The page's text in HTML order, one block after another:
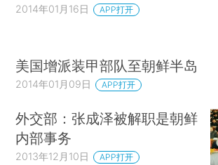
2014年01月16日 APP打开
美国增派装甲部队至朝鲜半岛
2014年01月09日 APP打开
外交部：张成泽被解职是朝鲜
内部事务
2013年12月10日 APP打开